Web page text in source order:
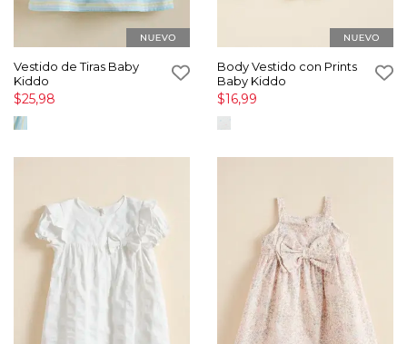
Vestido de Tiras Baby
Kiddo
$25,98
Body Vestido con Prints
Baby Kiddo
$16,99